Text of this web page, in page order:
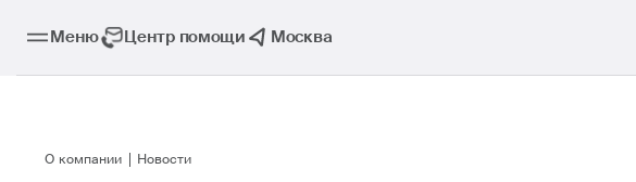
Меню Центр помощи Москва
О компании Новости